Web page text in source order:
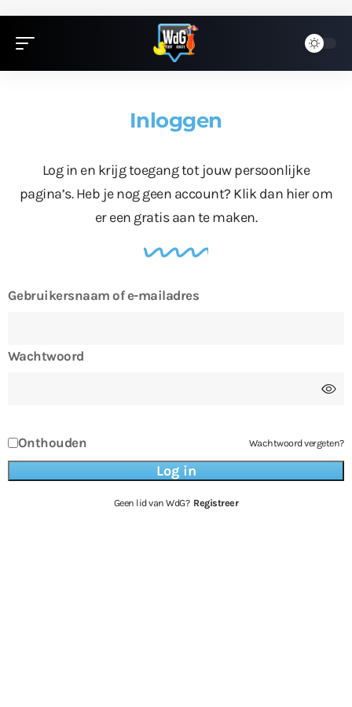
Inloggen
Log in en krijg toegang tot jouw persoonlijke
pagina’s. Heb je nog geen account? Klik dan hierom
er een gratis aan te maken.
Gebruikersnaam of e-mailadres
Wachtwoord
Onthouden Wachtwoord vergeten?
Geen lid van WdG? Registreer